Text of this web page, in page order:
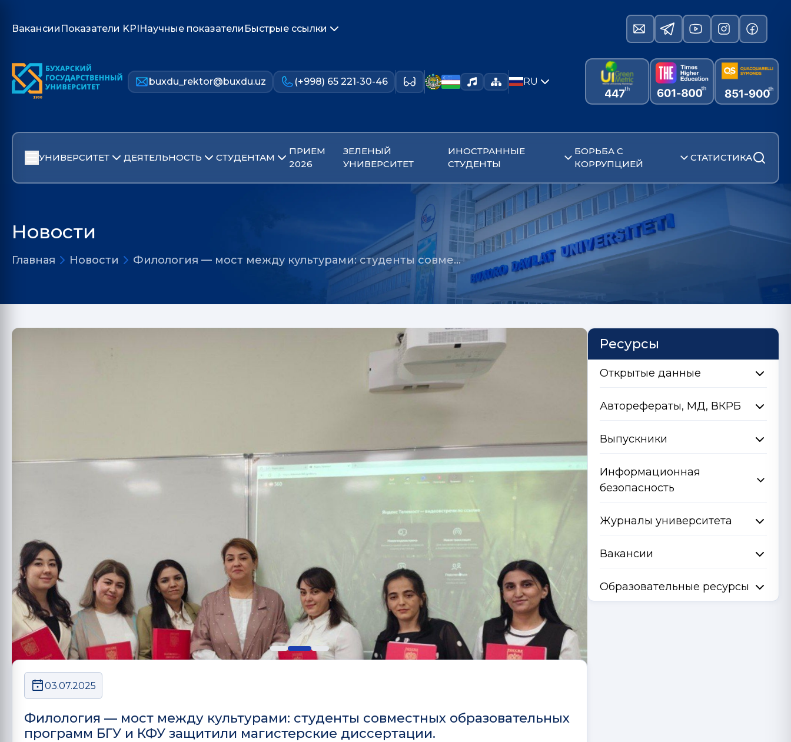
Вакансии Показатели KPIНаучные показатели Быстрые ссылки
buxdu_rektor@buxdu.uz (+998) 65 221-30-46 RU
УНИВЕРСИТЕТ ДЕЯТЕЛЬНОСТЬ СТУДЕНТАМ
ПРИЕМ
2026
ЗЕЛЕНЫЙ
УНИВЕРСИТЕТ
ИНОСТРАННЫЕ
СТУДЕНТЫ
БОРЬБА С
КОРРУПЦИЕЙ
СТАТИСТИКА
Новости
Главная Новости Филология — мост между культурами: студенты совме…
03.07.2025
Филология — мост между культурами: студенты совместных образовательных
программ БГУ и КФУ защитили магистерские диссертации.
Ресурсы
Открытые данные
Авторефераты, МД, ВКРБ
Выпускники
Информационная
безопасность
Журналы университета
Вакансии
Образовательные ресурсы